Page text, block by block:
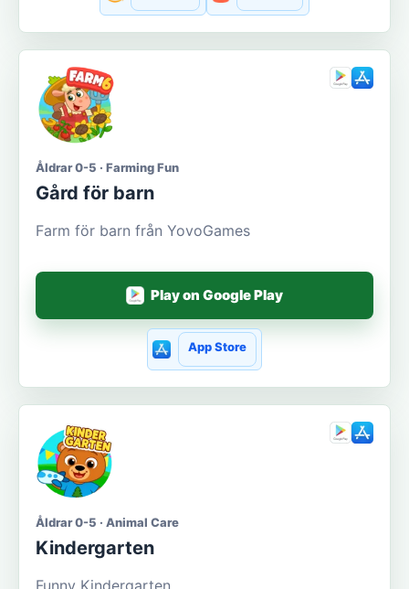
Åldrar 0-5 · Farming Fun
Gård för barn
Farm för barn från YovoGames
Play on Google Play
App Store
Åldrar 0-5 · Animal Care
Kindergarten
Funny Kindergarten